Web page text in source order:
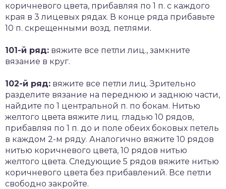
коричневого цвета, прибавляя по 1 п. с каждого
края в 3 лицевых рядах. В конце ряда прибавьте
10 п. скрещенными возд. петлями.
101-й ряд: вяжите все петли лиц., замкните
вязание в круг.
102-й ряд: вяжите все петли лиц. Зрительно
разделите вязание на переднюю и заднюю части,
найдите по 1 центральной п. по бокам. Нитью
желтого цвета вяжите лиц. гладью 10 рядов,
прибавляя по 1 п. до и поле обеих боковых петель
в каждом 2-м ряду. Аналогично вяжите 10 рядов
нитью коричневого цвета, 10 рядов нитью
желтого цвета. Следующие 5 рядов вяжите нитью
коричневого цвета без прибавлений. Все петли
свободно закройте.